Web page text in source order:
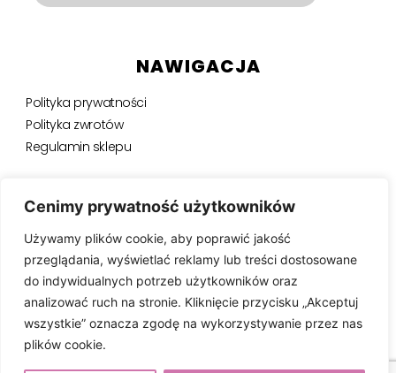
Cenimy prywatność użytkowników
Używamy plików cookie, aby poprawić jakość
przeglądania, wyświetlać reklamy lub treści dostosowane
do indywidualnych potrzeb użytkowników oraz
analizować ruch na stronie. Kliknięcie przycisku „Akceptuj
wszystkie” oznacza zgodę na wykorzystywanie przez nas
plików cookie.
NAWIGACJA
Polityka prywatności
Polityka zwrotów
Regulamin sklepu
NEWSLETTER
Bądź na bieżąco, otrzymuj ekskluzywne oferty i nie tylko.
SUBSKRYBUJ ⟶